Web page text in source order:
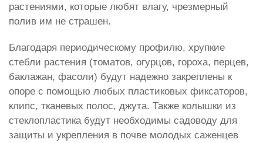
растениями, которые любят влагу, чрезмерный
полив им не страшен.
Благодаря периодическому профилю, хрупкие
стебли растения (томатов, огурцов, гороха, перцев,
баклажан, фасоли) будут надежно закреплены к
опоре с помощью любых пластиковых фиксаторов,
клипс, тканевых полос, джута. Также колышки из
стеклопластика будут необходимы садоводу для
защиты и укрепления в почве молодых саженцев